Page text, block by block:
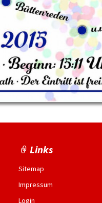
Links
Sitemap
Impressum
Login